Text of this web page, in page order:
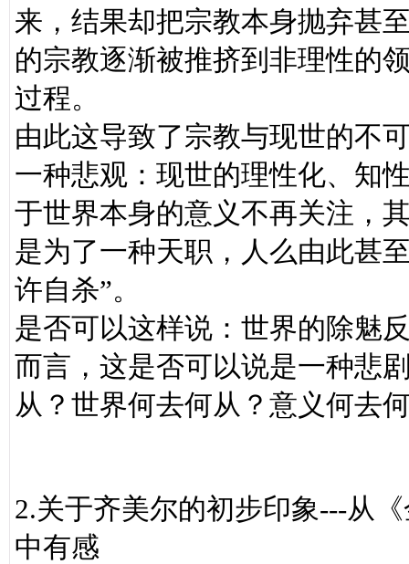
来，结果却把宗教本身抛弃甚
的宗教逐渐被推挤到非理性的
过程。
由此这导致了宗教与现世的不
一种悲观：现世的理性化、知
于世界本身的意义不再关注，
是为了一种天职，人么由此甚
许自杀”。
是否可以这样说：世界的除魅
而言，这是否可以说是一种悲
从？世界何去何从？意义何去
2.关于齐美尔的初步印象---从
中有感